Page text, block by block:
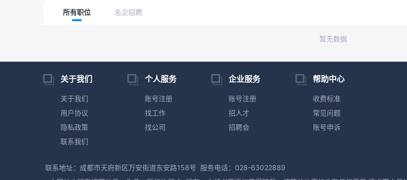
所有职位 名企招聘
暂无数据
关于我们
关于我们
用户协议
隐私政策
联系我们
个人服务
账号注册
找工作
找公司
企业服务
账号注册
招人才
招聘会
帮助中心
收费标准
常见问题
账号申诉
联系地址：成都市天府新区万安街道东安路158号 服务电话：028-63022889